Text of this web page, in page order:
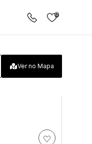
0
Ver no Mapa